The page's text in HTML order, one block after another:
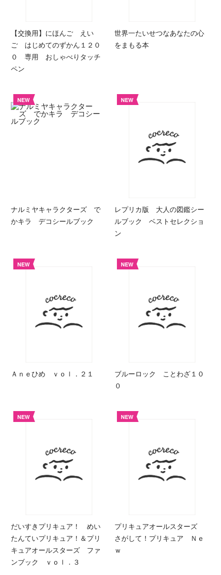
【交換用】にほんご えい
ご はじめてのずかん１２０
０ 専用 おしゃべりタッチ
ペン
世界一たいせつなあなたの心
をまもる本
NEW
ナルミヤキャラクターズ で
かキラ デコシールブック
NEW
レプリカ版 大人の図鑑シー
ルブック ベストセレクショ
ン
NEW
Ａｎｅひめ ｖｏｌ．２１
NEW
ブルーロック ことわざ１０
０
NEW
だいすきプリキュア！ めい
たんていプリキュア！＆プリ
キュアオールスターズ ファ
ンブック ｖｏｌ．３
NEW
プリキュアオールスターズ
さがして！プリキュア Ｎｅ
ｗ